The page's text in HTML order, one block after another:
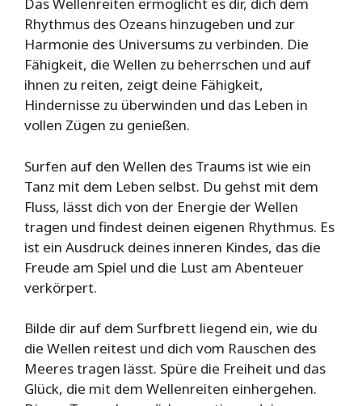
Rhythmus des Ozeans hinzugeben und zur
Harmonie des Universums zu verbinden. Die
Fähigkeit, die Wellen zu beherrschen und auf
ihnen zu reiten, zeigt deine Fähigkeit,
Hindernisse zu überwinden und das Leben in
vollen Zügen zu genießen.
Surfen auf den Wellen des Traums ist wie ein
Tanz mit dem Leben selbst. Du gehst mit dem
Fluss, lässt dich von der Energie der Wellen
tragen und findest deinen eigenen Rhythmus. Es
ist ein Ausdruck deines inneren Kindes, das die
Freude am Spiel und die Lust am Abenteuer
verkörpert.
Bilde dir auf dem Surfbrett liegend ein, wie du
die Wellen reitest und dich vom Rauschen des
Meeres tragen lässt. Spüre die Freiheit und das
Glück, die mit dem Wellenreiten einhergehen.